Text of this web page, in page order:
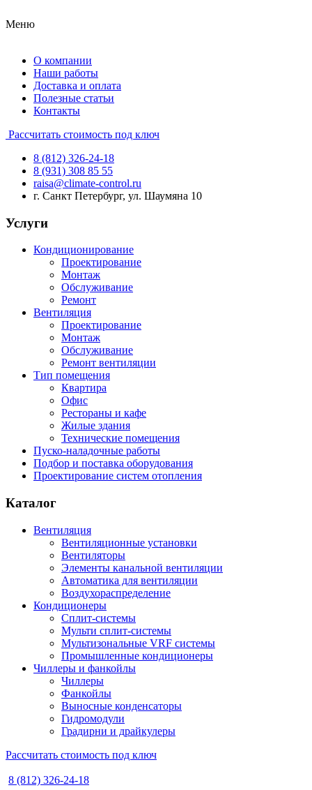
Меню
О компании
Наши работы
Доставка и оплата
Полезные статьи
Контакты
Рассчитать стоимость под ключ
8 (812) 326-24-18
8 (931) 308 85 55
raisa@climate-control.ru
г. Санкт Петербург, ул. Шаумяна 10
Услуги
Кондиционирование
Проектирование
Монтаж
Обслуживание
Ремонт
Вентиляция
Проектирование
Монтаж
Обслуживание
Ремонт вентиляции
Тип помещения
Квартира
Офис
Рестораны и кафе
Жилые здания
Технические помещения
Пуско-наладочные работы
Подбор и поставка оборудования
Проектирование систем отопления
Каталог
Вентиляция
Вентиляционные установки
Вентиляторы
Элементы канальной вентиляции
Автоматика для вентиляции
Воздухораспределение
Кондиционеры
Сплит-системы
Мульти сплит-системы
Мультизональные VRF системы
Промышленные кондиционеры
Чиллеры и фанкойлы
Чиллеры
Фанкойлы
Выносные конденсаторы
Гидромодули
Градирни и драйкулеры
Рассчитать стоимость под ключ
8 (812) 326-24-18